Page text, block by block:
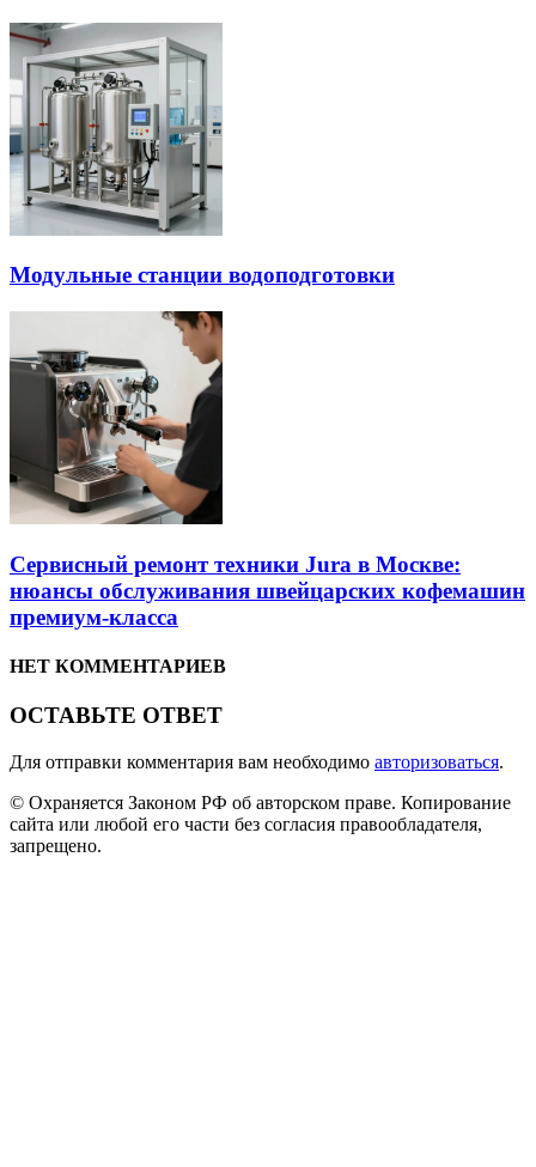
Модульные станции водоподготовки
Сервисный ремонт техники Jura в Москве:
нюансы обслуживания швейцарских кофемашин
премиум-класса
НЕТ КОММЕНТАРИЕВ
ОСТАВЬТЕ ОТВЕТ
Для отправки комментария вам необходимо авторизоваться.
© Охраняется Законом РФ об авторском праве. Копирование
сайта или любой его части без согласия правообладателя,
запрещено.